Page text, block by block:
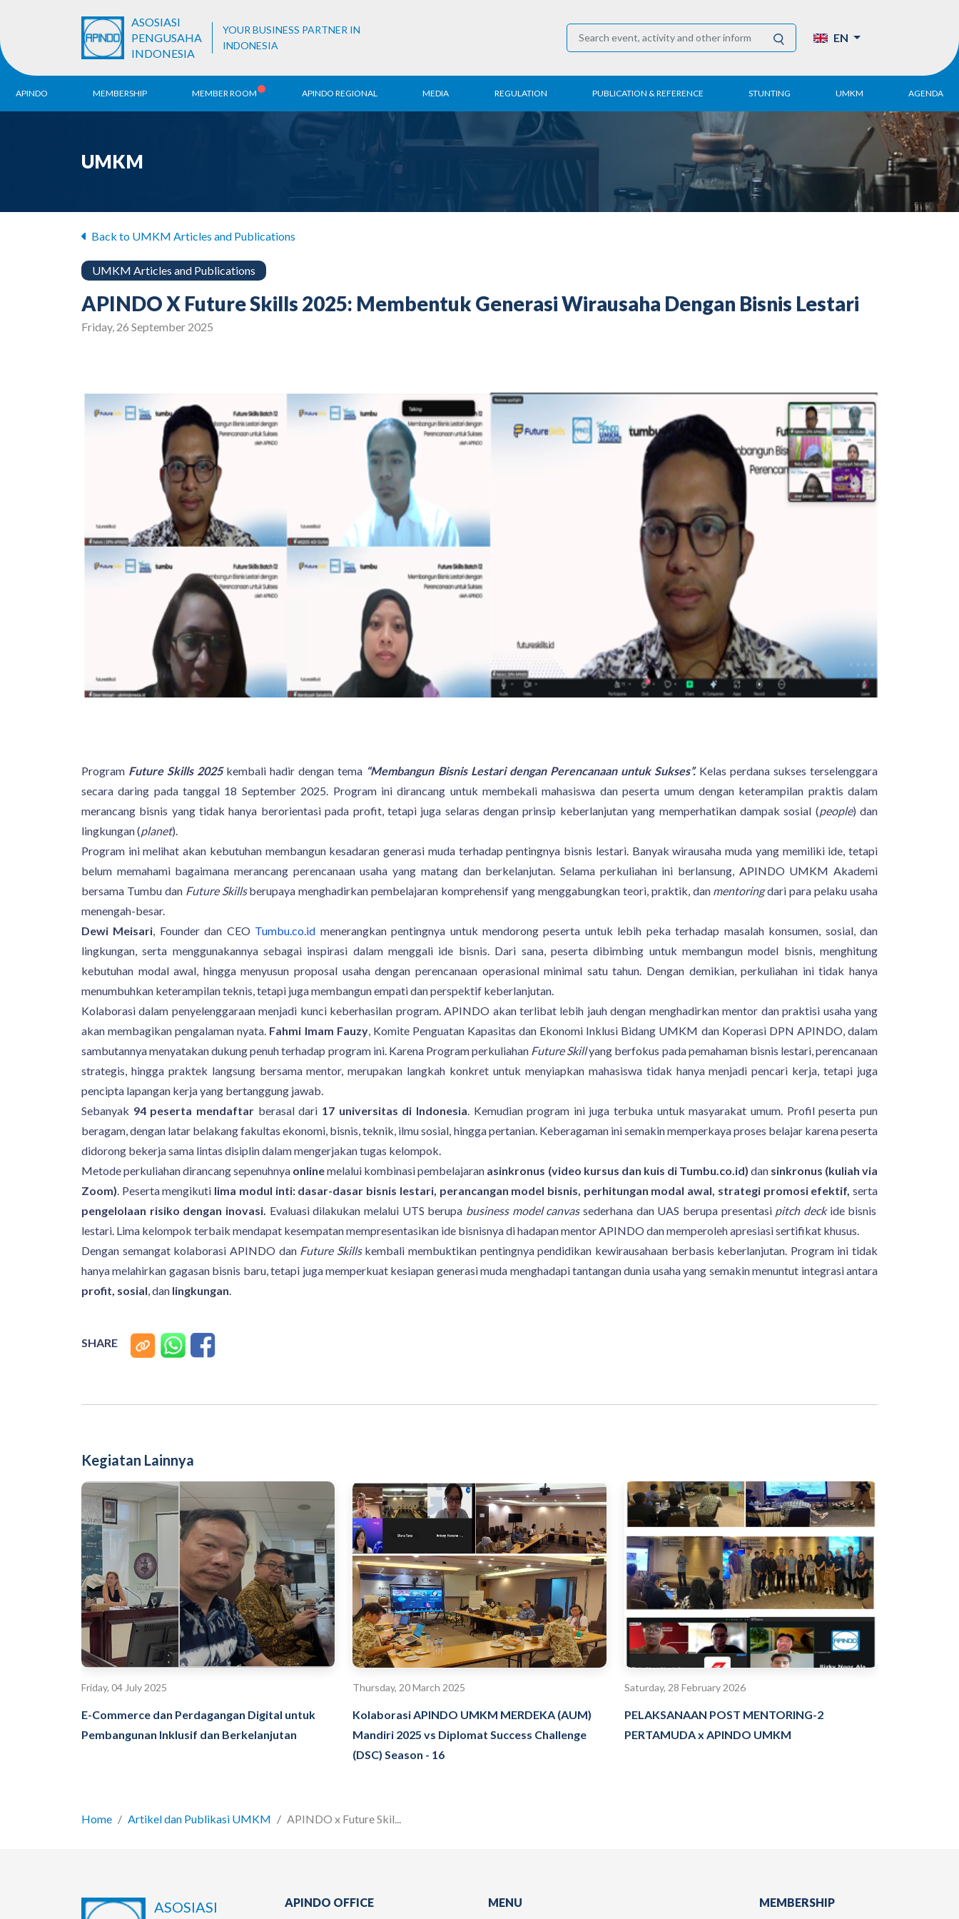
ASOSIASI
PENGUSAHA
INDONESIA
YOUR BUSINESS PARTNER IN
INDONESIA
EN
APINDO
Vision & Mission
MEMBERSHIP MEMBER ROOM APINDO REGIONAL
APINDO Regional
MEDIA
Press Conference
REGULATION
Employment
PUBLICATION & REFERENCE STUNTING UMKM
UMKM DPN Apindo
APINDO UMKM
Academy
DPN/DPP/DPK
AGENDA
UMKM
Back to UMKM Articles and Publications
UMKM Articles and Publications
APINDO X Future Skills 2025: Membentuk Generasi Wirausaha Dengan Bisnis Lestari
Friday, 26 September 2025
Program Future Skills 2025 kembali hadir dengan tema “Membangun Bisnis Lestari dengan Perencanaan untuk Sukses”. Kelas perdana sukses terselenggara
secara daring pada tanggal 18 September 2025. Program ini dirancang untuk membekali mahasiswa dan peserta umum dengan keterampilan praktis dalam
merancang bisnis yang tidak hanya berorientasi pada profit, tetapi juga selaras dengan prinsip keberlanjutan yang memperhatikan dampak sosial (people) dan
lingkungan (planet).
Program ini melihat akan kebutuhan membangun kesadaran generasi muda terhadap pentingnya bisnis lestari. Banyak wirausaha muda yang memiliki ide, tetapi
belum memahami bagaimana merancang perencanaan usaha yang matang dan berkelanjutan. Selama perkuliahan ini berlansung, APINDO UMKM Akademi
bersama Tumbu dan Future Skillsberupaya menghadirkan pembelajaran komprehensif yang menggabungkan teori, praktik, dan mentoringdari para pelaku usaha
menengah-besar.
Dewi Meisari, Founder dan CEO Tumbu.co.id menerangkan pentingnya untuk mendorong peserta untuk lebih peka terhadap masalah konsumen, sosial, dan
lingkungan, serta menggunakannya sebagai inspirasi dalam menggali ide bisnis. Dari sana, peserta dibimbing untuk membangun model bisnis, menghitung
kebutuhan modal awal, hingga menyusun proposal usaha dengan perencanaan operasional minimal satu tahun. Dengan demikian, perkuliahan ini tidak hanya
menumbuhkan keterampilan teknis, tetapi juga membangun empati dan perspektif keberlanjutan.
Kolaborasi dalam penyelenggaraan menjadi kunci keberhasilan program. APINDO akan terlibat lebih jauh dengan menghadirkan mentor dan praktisi usaha yang
akan membagikan pengalaman nyata. Fahmi Imam Fauzy, Komite Penguatan Kapasitas dan Ekonomi Inklusi Bidang UMKM dan Koperasi DPN APINDO, dalam
sambutannya menyatakan dukung penuh terhadap program ini. Karena Program perkuliahan Future Skillyang berfokus pada pemahaman bisnis lestari, perencanaan
strategis, hingga praktek langsung bersama mentor, merupakan langkah konkret untuk menyiapkan mahasiswa tidak hanya menjadi pencari kerja, tetapi juga
pencipta lapangan kerja yang bertanggung jawab.
Sebanyak 94 peserta mendaftarberasal dari 17 universitas di Indonesia. Kemudian program ini juga terbuka untuk masyarakat umum. Profil peserta pun
beragam, dengan latar belakang fakultas ekonomi, bisnis, teknik, ilmu sosial, hingga pertanian. Keberagaman ini semakin memperkaya proses belajar karena peserta
didorong bekerja sama lintas disiplin dalam mengerjakan tugas kelompok.
Metode perkuliahan dirancang sepenuhnya onlinemelalui kombinasi pembelajaran asinkronus (video kursus dan kuis di Tumbu.co.id) dan sinkronus (kuliah via
Zoom). Peserta mengikuti lima modul inti: dasar-dasar bisnis lestari, perancangan model bisnis, perhitungan modal awal, strategi promosi efektif,serta
pengelolaan risiko dengan inovasi. Evaluasi dilakukan melalui UTS berupa business model canvassederhana dan UAS berupa presentasi pitch deckide bisnis
lestari. Lima kelompok terbaik mendapat kesempatan mempresentasikan ide bisnisnya di hadapan mentor APINDO dan memperoleh apresiasi sertifikat khusus.
Dengan semangat kolaborasi APINDO dan Future Skillskembali membuktikan pentingnya pendidikan kewirausahaan berbasis keberlanjutan. Program ini tidak
hanya melahirkan gagasan bisnis baru, tetapi juga memperkuat kesiapan generasi muda menghadapi tantangan dunia usaha yang semakin menuntut integrasi antara
profit, sosial, dan lingkungan.
SHARE
Kegiatan Lainnya
Friday, 04 July 2025
E-Commerce dan Perdagangan Digital untuk
Pembangunan Inklusif dan Berkelanjutan
Thursday, 20 March 2025
Kolaborasi APINDO UMKM MERDEKA (AUM)
Mandiri 2025 vs Diplomat Success Challenge
(DSC) Season - 16
Saturday, 28 February 2026
PELAKSANAAN POST MENTORING-2
PERTAMUDA x APINDO UMKM
Home Artikel dan Publikasi UMKM APINDO x Future Skil...
ASOSIASI APINDO OFFICE MENU MEMBERSHIP